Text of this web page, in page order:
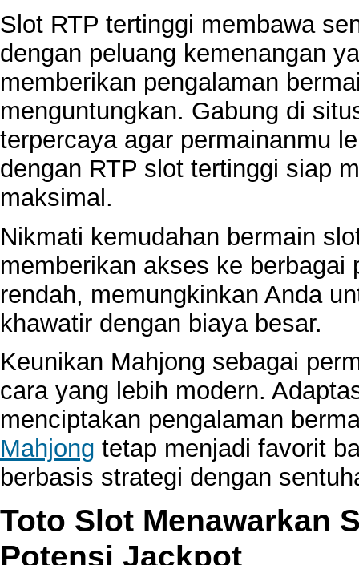
Slot RTP tertinggi membawa
dengan peluang kemenangan
memberikan pengalaman
menguntungkan. Gabung di
terpercaya agar permainanmu
dengan RTP slot tertinggi siap
maksimal.
Nikmati kemudahan bermain
memberikan akses ke berbagai
rendah, memungkinkan Anda
khawatir dengan biaya besar.
Keunikan Mahjong sebagai
cara yang lebih modern.
menciptakan pengalaman
Mahjong tetap menjadi favorit
berbasis strategi dengan
Toto Slot Menawarkan
Potensi Jackpot